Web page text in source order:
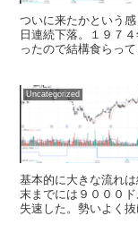
ついに来たかという
日連続下落。１９７
ったので結構食らっ
Uncategorized
基本的に大きな流れ
末までには９０００
失速した。勢いよく